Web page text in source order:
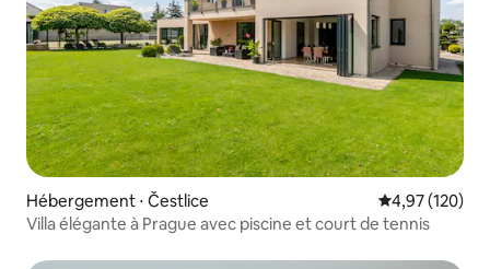
Hébergement ⋅ Čestlice Évaluation
4,97 (120)
Villa élégante à Prague avec piscine et court de tennis